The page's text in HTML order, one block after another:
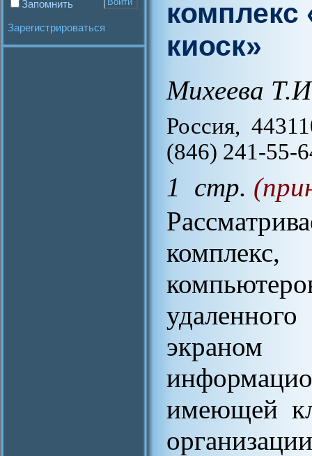
Запомнить
Зарегистрироваться
киоск»
Михеева
Россия,
(846) 241-55-
1 стр.
комплекс,
экраном
имеющей